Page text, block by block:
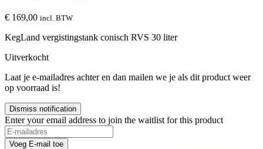
€ 169,00 incl. BTW
KegLand vergistingstank conisch RVS 30 liter
Uitverkocht
Laat je e-mailadres achter en dan mailen we je als dit product weer
op voorraad is!
Dismiss notification
Enter your email address to join the waitlist for this product
Voeg E-mail toe